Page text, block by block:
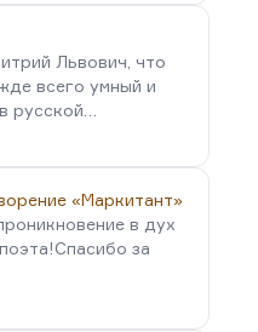
Львович, что
всего умный и
русской…
«Маркитант»
в дух
за